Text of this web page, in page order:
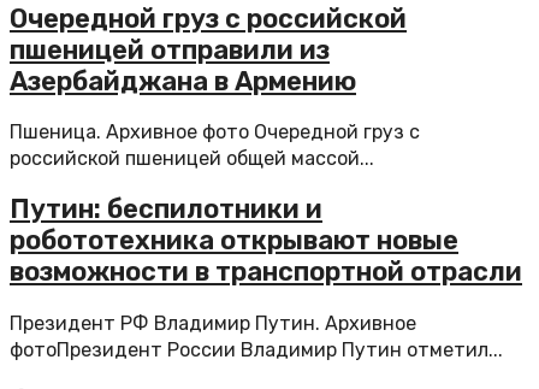
Очередной груз с российской
пшеницей отправили из
Азербайджана в Армению
Пшеница. Архивное фото Очередной груз с
российской пшеницей общей массой...
Путин: беспилотники и
робототехника открывают новые
возможности в транспортной отрасли
Президент РФ Владимир Путин. Архивное
фотоПрезидент России Владимир Путин отметил...